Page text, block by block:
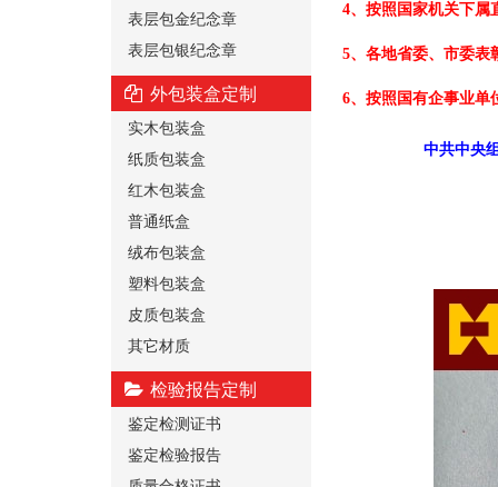
表层包金纪念章
表层包银纪念章
外包装盒定制
实木包装盒
纸质包装盒
红木包装盒
普通纸盒
绒布包装盒
塑料包装盒
皮质包装盒
其它材质
检验报告定制
鉴定检测证书
鉴定检验报告
4、按照国家机关下属
5、各地省委、市委表
6、按照国有企事业单
中共中央